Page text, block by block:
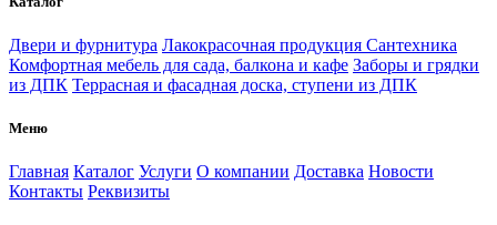
Двери и фурнитура Лакокрасочная продукция Сантехника
Комфортная мебель для сада, балкона и кафе Заборы и грядки
из ДПК Террасная и фасадная доска, ступени из ДПК
Меню
Главная Каталог Услуги О компании Доставка Новости
Контакты Реквизиты